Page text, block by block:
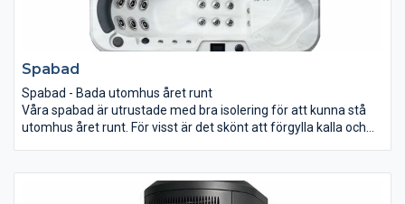
Spabad
Spabad - Bada utomhus året runt
Våra spabad är utrustade med bra isolering för att kunna stå
utomhus året runt. För visst är det skönt att förgylla kalla och
perfekt lösning för både kropp och själ med många
hälsosamma fördelar. På sommaren kan du istället använda